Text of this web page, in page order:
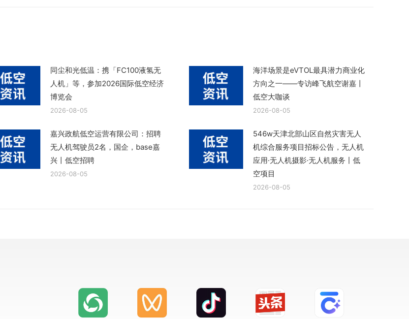
同尘和光低温：携「FC100液氢无
人机」等，参加2026国际低空经济
博览会
2026-08-05
海洋场景是eVTOL最具潜力商业化
方向之一——专访峰飞航空谢嘉丨
低空大咖谈
2026-08-05
嘉兴政航低空运营有限公司：招聘
无人机驾驶员2名，国企，base嘉
兴丨低空招聘
2026-08-05
546w天津北部山区自然灾害无人
机综合服务项目招标公告，无人机
应用·无人机摄影·无人机服务丨低
空项目
2026-08-05